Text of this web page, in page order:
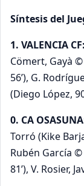
Síntesis del
1. VALENCIA CF:
Cömert, Gayà ©
56’), G.
(Diego López,
0. CA
Torró (Kike
Rubén García ©
81’), V. Rosier,